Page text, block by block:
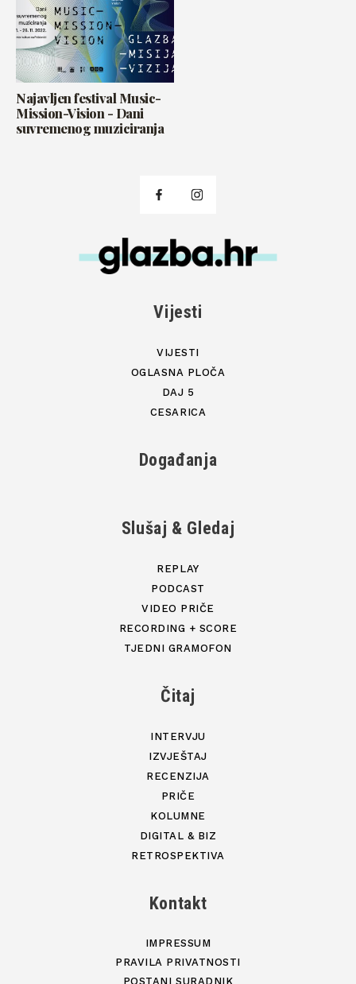
Najavljen festival Music-
Mission-Vision - Dani
suvremenog muziciranja
Vijesti
VIJESTI
OGLASNA PLOČA
DAJ 5
CESARICA
Događanja
Slušaj & Gledaj
REPLAY
PODCAST
VIDEO PRIČE
RECORDING + SCORE
TJEDNI GRAMOFON
Čitaj
INTERVJU
IZVJEŠTAJ
RECENZIJA
PRIČE
KOLUMNE
DIGITAL & BIZ
RETROSPEKTIVA
Kontakt
IMPRESSUM
PRAVILA PRIVATNOSTI
POSTANI SURADNIK